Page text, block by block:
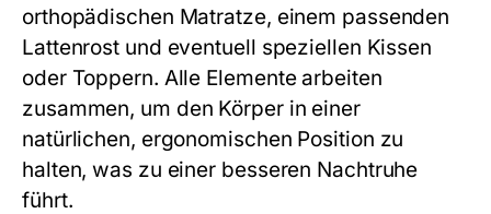
orthopädischen Matratze, einem passenden
Lattenrost und eventuell speziellen Kissen
oder Toppern. Alle Elemente arbeiten
zusammen, um den Körper in einer
natürlichen, ergonomischen Position zu
halten, was zu einer besseren Nachtruhe
führt.